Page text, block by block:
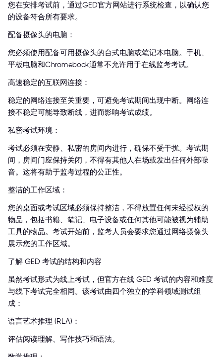
您在安排考试前，通过GED官方网站进行系统检查，以确认您
的设备符合所有要求。
配备摄像头的电脑：
您必须使用配备可用摄像头的台式电脑或笔记本电脑。手机、
平板电脑和Chromebook通常不允许用于在线监考考试。
高速稳定的互联网连接：
稳定的网络连接至关重要，可避免考试期间出现中断。网络连
接不稳定可能导致断线，进而影响考试成绩。
私密考试环境：
考试必须在安静、私密的房间内进行，确保不受干扰。考试期
间，房间门应保持关闭，不得有其他人在场或发出任何外部噪
音。这将有助于监考过程的公正性。
整洁的工作区域：
您的桌面或考试区域必须保持整洁，不得放置任何未经授权的
物品，包括书籍、笔记、电子设备或任何其他可能被视为辅助
工具的物品。考试开始前，监考人员会要求您通过网络摄像头
展示您的工作区域。
了解 GED 考试的结构和内容
虽然考试形式为线上考试，但官方在线 GED 考试的内容和难度
与线下考试完全相同。该考试由四个独立的学科领域测试组
成：
语言艺术推理 (RLA)：
评估阅读理解、写作技巧和语法。